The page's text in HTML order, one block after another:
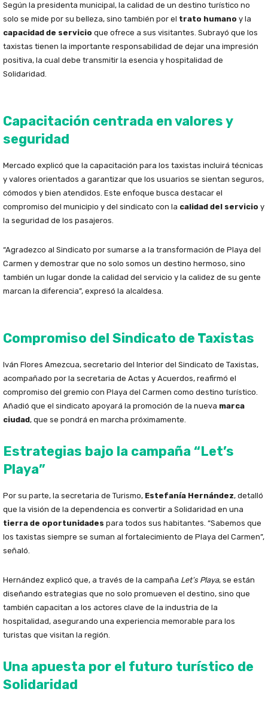
Según la presidenta municipal, la calidad de un destino turístico no
solo se mide por su belleza, sino también por el trato humano y la
capacidad de servicio que ofrece a sus visitantes. Subrayó que los
taxistas tienen la importante responsabilidad de dejar una impresión
positiva, la cual debe transmitir la esencia y hospitalidad de
Solidaridad.
Capacitación centrada en valores y
seguridad
Mercado explicó que la capacitación para los taxistas incluirá técnicas
y valores orientados a garantizar que los usuarios se sientan seguros,
cómodos y bien atendidos. Este enfoque busca destacar el
compromiso del municipio y del sindicato con la calidad del servicio y
la seguridad de los pasajeros.
“Agradezco al Sindicato por sumarse a la transformación de Playa del
Carmen y demostrar que no solo somos un destino hermoso, sino
también un lugar donde la calidad del servicio y la calidez de su gente
marcan la diferencia”, expresó la alcaldesa.
Compromiso del Sindicato de Taxistas
Iván Flores Amezcua, secretario del Interior del Sindicato de Taxistas,
acompañado por la secretaria de Actas y Acuerdos, reafirmó el
compromiso del gremio con Playa del Carmen como destino turístico.
Añadió que el sindicato apoyará la promoción de la nueva marca
ciudad, que se pondrá en marcha próximamente.
Estrategias bajo la campaña “Let’s
Playa”
Por su parte, la secretaria de Turismo, Estefanía Hernández, detalló
que la visión de la dependencia es convertir a Solidaridad en una
tierra de oportunidades para todos sus habitantes. “Sabemos que
los taxistas siempre se suman al fortalecimiento de Playa del Carmen”,
señaló.
Hernández explicó que, a través de la campaña Let’s Playa, se están
diseñando estrategias que no solo promueven el destino, sino que
también capacitan a los actores clave de la industria de la
hospitalidad, asegurando una experiencia memorable para los
turistas que visitan la región.
Una apuesta por el futuro turístico de
Solidaridad